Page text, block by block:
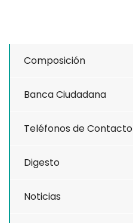
Composición
Banca Ciudadana
Teléfonos de Contacto
Digesto
Noticias